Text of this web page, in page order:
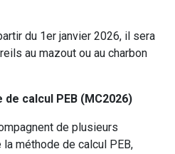
du 1er janvier 2026, il sera
au mazout ou au charbon
calcul PEB (MC2026)
de plusieurs
méthode de calcul PEB,